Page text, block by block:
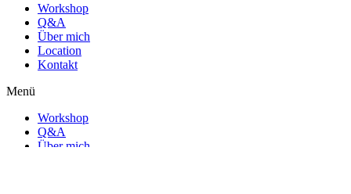
Workshop
Q&A
Über mich
Location
Kontakt
Menü
Workshop
Q&A
Über mich